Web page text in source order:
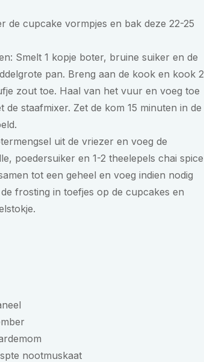
de cupcake vormpjes en bak deze 22-25
Smelt 1 kopje boter, bruine suiker en de
pan. Breng aan de kook en kook 2
zout toe. Haal van het vuur en voeg toe
de staafmixer. Zet de kom 15 minuten in de
uit de vriezer en voeg de
poedersuiker en 1-2 theelepels chai spice
tot een geheel en voeg indien nodig
frosting in toefjes op de cupcakes en
nootmuskaat